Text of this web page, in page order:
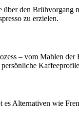
den Brühvorgang
zu erzielen.
– vom Mahlen
Alternativen wie